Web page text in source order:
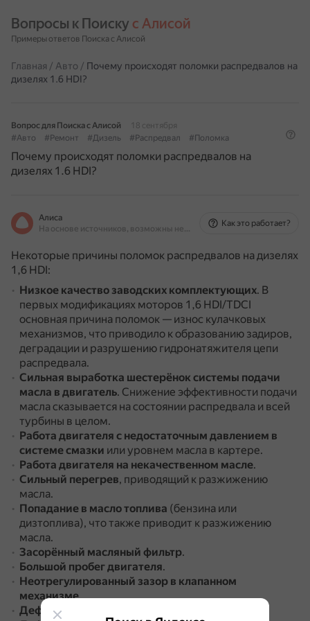
Вопросы к Поиску с Алисой
Примеры ответов Поиска с Алисой
Главная / Авто / Почему происходят поломки распредвалов на
дизелях 1.6 HDI?
Вопрос для Поиска с Алисой
18 сентября
#Авто
#Ремонт #Дизель #Распредвал #Поломка
Почему происходят поломки распредвалов на
дизелях 1.6 HDI?
Алиса
На основе источников, возможны неточности
Как это работает?
Некоторые причины поломок распредвалов на дизелях
1,6 HDI:
Низкое качество заводских комплектующих. В
первых модификациях моторов 1,6 HDI/TDCI
основная причина поломок — износ кулачковых
механизмов, что приводило к образованию задиров,
деградации и разрушению гидронатяжителя цепи
распредвала.
Сильная выработка шестерёнок системы подачи
масла в двигатель. Снижение эффективности подачи
масла сказывается на состоянии распредвала и всей
турбины в целом.
Работа двигателя с недостаточным давлением в
системе смазки или уровнем масла в картере.
Работа двигателя на некачественном масле.
Сильный перегрев, приводящий к разжижению
масла.
Попадание в масло топлива (бензина или
дизтоплива), что также приводит к разжижению
масла.
Засорённый масляный фильтр.
Большой пробег двигателя.
Неотрегулированный зазор в клапанном
механизме.
Дефекты гидрокомпенсаторов